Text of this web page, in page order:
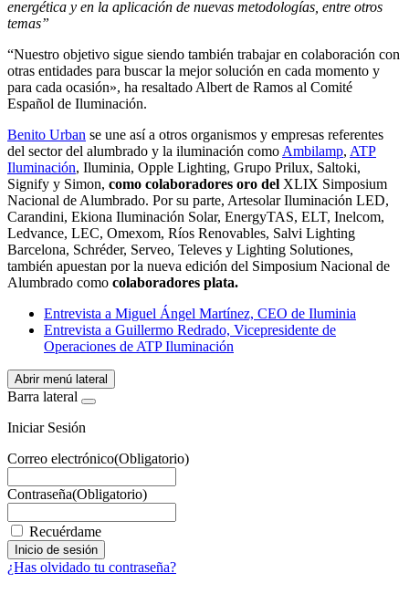
energética y en la aplicación de nuevas metodologías, entre otros
temas”
“Nuestro objetivo sigue siendo también trabajar en colaboración con
otras entidades para buscar la mejor solución en cada momento y
para cada ocasión», ha resaltado Albert de Ramos al Comité
Español de Iluminación.
Benito Urban se une así a otros organismos y empresas referentes
del sector del alumbrado y la iluminación como Ambilamp, ATP
Iluminación, Iluminia, Opple Lighting, Grupo Prilux, Saltoki,
Signify y Simon, como colaboradores oro del XLIX Simposium
Nacional de Alumbrado. Por su parte, Artesolar Iluminación LED,
Carandini, Ekiona Iluminación Solar, EnergyTAS, ELT, Inelcom,
Ledvance, LEC, Omexom, Ríos Renovables, Salvi Lighting
Barcelona, Schréder, Serveo, Televes y Lighting Solutiones,
también apuestan por la nueva edición del Simposium Nacional de
Alumbrado como colaboradores plata.
Entrevista a Miguel Ángel Martínez, CEO de Iluminia
Entrevista a Guillermo Redrado, Vicepresidente de
Operaciones de ATP Iluminación
Abrir menú lateral
Barra lateral
Iniciar Sesión
Correo electrónico(Obligatorio)
Contraseña(Obligatorio)
Recuérdame
¿Has olvidado tu contraseña?